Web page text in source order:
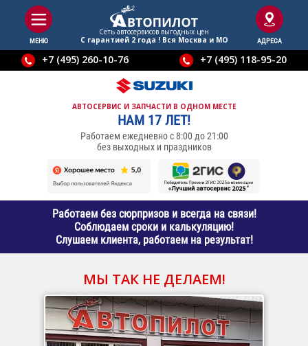
МЕНЮ
Сеть автосервисов выгодныx цен
С гарантией 2 года ! Вся Москва и МО
АДРЕСА
+7 (495) 260-10-76 +7 (495) 118-95-20
АВТОСЕРВИС И ЗАПЧАСТИ В ОДНОМ МЕСТЕ
НАМ 17 ЛЕТ!
Работаем ежедневно с 8:00 до 21:00
без выходных и праздников
Работаем без сюрпризов и всегда на связи!
Соблюдаем сроки и калькуляцию!
Слушаем клиента, работаем на результат!
МЫ ТАК НЕ ДЕЛАЕМ!